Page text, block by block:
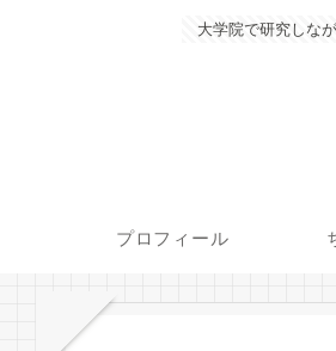
大学院で研究しな
プロフィール